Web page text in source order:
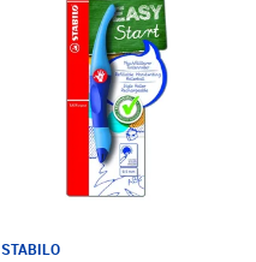
STABILO